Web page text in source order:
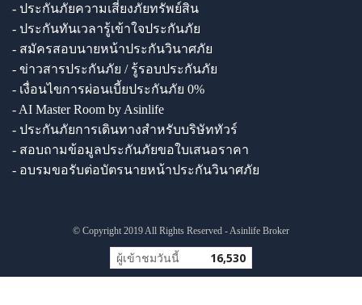
- ประกันภัยความเสี่ยงภัยทรัพย์สิน
- ประกันทันเวลารู้เข้าใจประกันภัย
- สมัครสอบนายหน้าประกันวินาศภัย
- ข่าวสารประกันภัย / รู้รอบประกันภัย
- เงื่อนไขการผ่อนเบี้ยประกันภัย 0%
- AI Master Room by Asinlife
- ประกันภัยการเดินทางสำหรับบริษัททัวร์
- สอบถามข้อมูลประกันภัยขอใบเสนอราคา
- อบรมขอรับต่อบัตรนายหน้าประกันวินาศภัย
© Copyright 2019 All Rights Reserved - Asinlife Broker
ผู้เข้าชมวันนี้ 16,530